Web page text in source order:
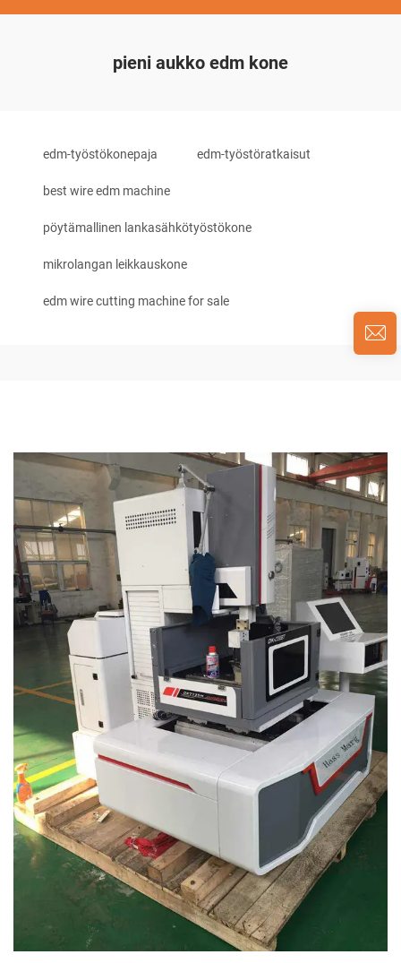
pieni aukko edm kone
edm-työstökonepaja edm-työstöratkaisut
best wire edm machine
pöytämallinen lankasähkötyöstökone
mikrolangan leikkauskone
edm wire cutting machine for sale